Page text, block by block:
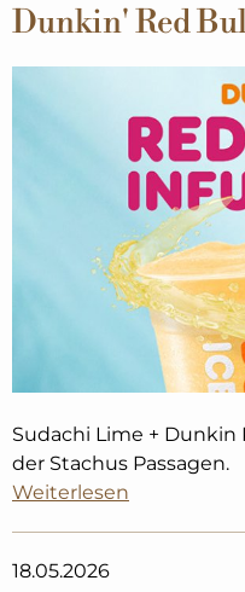
Dunkin' Red
Sudachi Lime +
der Stachus Passagen.
Weiterlesen
18.05.2026